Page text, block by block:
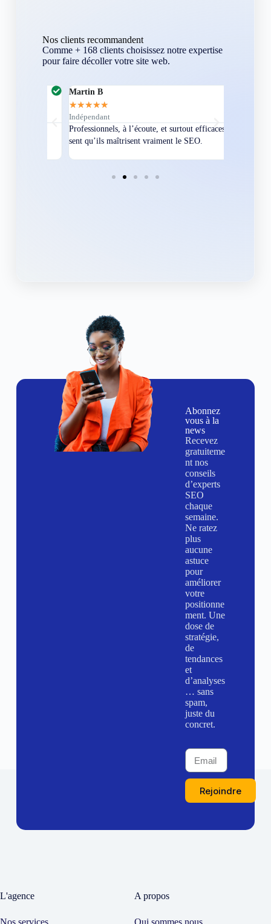
Nos clients recommandent
Comme + 168 clients choisissez notre expertise
pour faire décoller votre site web.
Martin B
★★★
Indépendant
Professionnels, à l’écoute, et surtout efficaces. On
sent qu’ils maîtrisent vraiment le SEO.
Abonnez
vous à la
news
Recevez
gratuiteme
nt nos
conseils
d’experts
SEO
chaque
semaine.
Ne ratez
plus
aucune
astuce
pour
améliorer
votre
positionne
ment. Une
dose de
stratégie,
de
tendances
et
d’analyses
… sans
spam,
juste du
concret.
Rejoindre
L'agence A propos